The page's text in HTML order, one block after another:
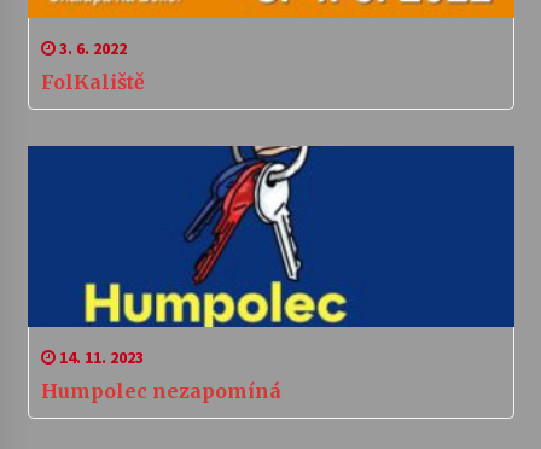
3. 6. 2022
FolKaliště
14. 11. 2023
Humpolec nezapomíná